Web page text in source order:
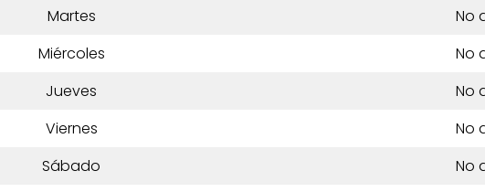
Martes
No
Miércoles
No
Jueves
No
Viernes
No
Sábado
No